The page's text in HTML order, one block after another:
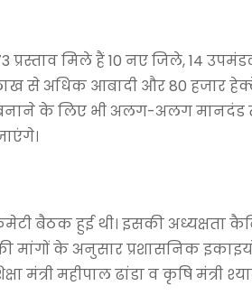
मिले हैं 10 नए जिले, 14
से अधिक आबादी और 80 हजार
के लिए भी अलग-अलग मानदंड
बैठक हुई थी। इसकी अध्यक्षता
मांगों के अनुसार प्रशासनिक
महीपाल ढांडा व कृषि मंत्री